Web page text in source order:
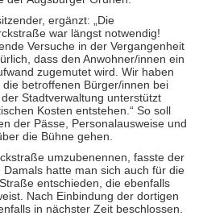
ergänzt: „Die
war längst notwendig!
Versuche in der Vergangenheit
dass den Anwohner/innen ein
zugemutet wird. Wir haben
betroffenen Bürger/innen bei
Stadtverwaltung unterstützt
Kosten entstehen.“ So soll
der Pässe, Personalausweise und
die Bühne gehen.
umzubenennen, fasste der
hatte man sich auch für die
entschieden, die ebenfalls
Nach Einbindung der dortigen
in nächster Zeit beschlossen.